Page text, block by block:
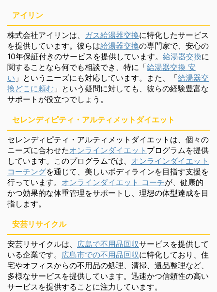
アイリン
株式会社アイリンは、 ガス給湯器交換に特化したサービス
を提供しています。彼らは給湯器交換の専門家で、安心の
10年保証付きのサービスを提供しています。 給湯器交換に
関することなら何でも相談でき、特に「給湯器交換 安
い 」というニーズにも対応しています。また、「給湯器交
換どこに頼む 」という疑問に対しても、彼らの経験豊富な
サポートが役立つでしょう。
セレンディピティ・アルティメットダイエット
セレンディピティ・アルティメットダイエットは、個々の
ニーズに合わせたオンラインダイエット プログラムを提供
しています。このプログラムでは、 オンラインダイエット
コーチングを通じて、美しいボディラインを目指す支援を
行っています。 オンラインダイエット コーチが、健康的
かつ効果的な体重管理をサポートし、理想の体型達成を目
指します。
安芸リサイクル
安芸リサイクルは、 広島で不用品回収サービスを提供して
いる企業です。 広島市での不用品回収に特化しており、住
宅やオフィスからの不用品の処理、清掃、遺品整理など、
多様なサービスを提供しています。迅速かつ信頼性の高い
サービスを提供することに注力しています。